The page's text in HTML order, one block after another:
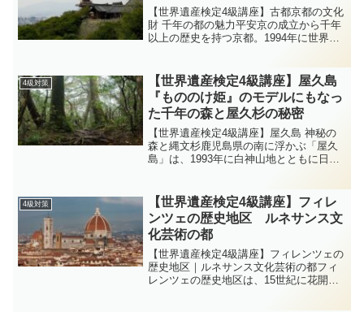
【世界遺産検定4級講座】古都京都の文化
財 千年の都の魅力平安京の成立から千年
以上の歴史を持つ京都。1994年に世界遺
となっています。本記事では、4級試験で
押さえておきた...
4級対策
【世界遺産検定4級講座】屋久島
『もののけ姫』のモデルにもなっ
た千年の森と屋久杉の秘密
【世界遺産検定4級講座】屋久島 神秘の
森と縄文杉鹿児島県の南に浮かぶ「屋久
島」は、1993年に白神山地とともに日本
な植生、そして樹齢数千年を誇る縄文杉
で知られる神秘の島...
4級対策
【世界遺産検定4級講座】フィレ
ンツェの歴史地区 ルネサンス文
化芸術の都
【世界遺産検定4級講座】フィレンツェの
歴史地区｜ルネサンス文化芸術の都フィ
レンツェの歴史地区は、15世紀に花開い